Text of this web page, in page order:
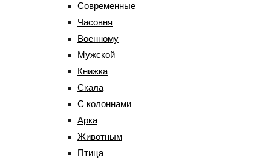
Современные
Часовня
Военному
Мужской
Книжка
Cкала
С колоннами
Арка
Животным
Птица